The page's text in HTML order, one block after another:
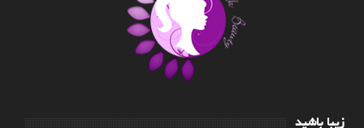
زیبا باشید